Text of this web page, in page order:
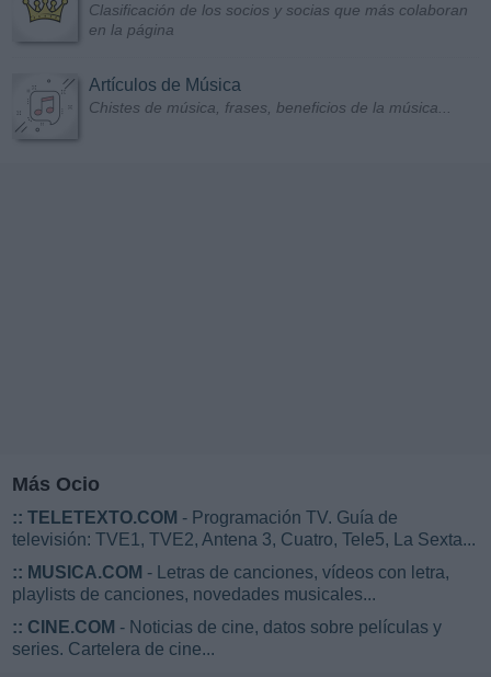
Clasificación de los socios y socias que más colaboran
en la página
Artículos de Música
Chistes de música, frases, beneficios de la música...
Más Ocio
:: TELETEXTO.COM - Programación TV. Guía de
televisión: TVE1, TVE2, Antena 3, Cuatro, Tele5, La Sexta...
:: MUSICA.COM - Letras de canciones, vídeos con letra,
playlists de canciones, novedades musicales...
:: CINE.COM - Noticias de cine, datos sobre películas y
series. Cartelera de cine...